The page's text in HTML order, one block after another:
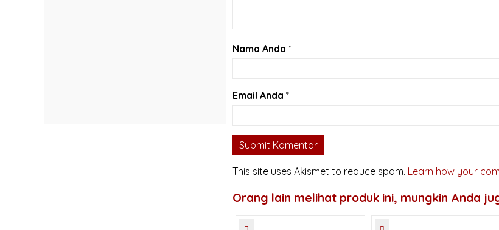
Nama Anda *
Email Anda *
This site uses Akismet to reduce spam. Learn how your
Orang lain melihat produk ini, mungkin Anda